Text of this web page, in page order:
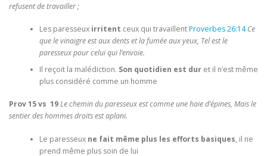
refusent de travailler ;
Les paresseux irritent ceux qui travaillentProverbes 26:14 Ce
que le vinaigre est aux dents et la fumée aux yeux, Tel est le
paresseux pour celui qui l’envoie.
Il reçoit la malédiction. Son quotidien est duret il n’est même
plus considéré comme un homme
Prov 15 vs 19Le chemin du paresseux est comme une haie d’épines, Mais le
sentier des hommes droits est aplani.
Le paresseux ne fait même plus les efforts basiques, il ne
prend même plus soin de lui